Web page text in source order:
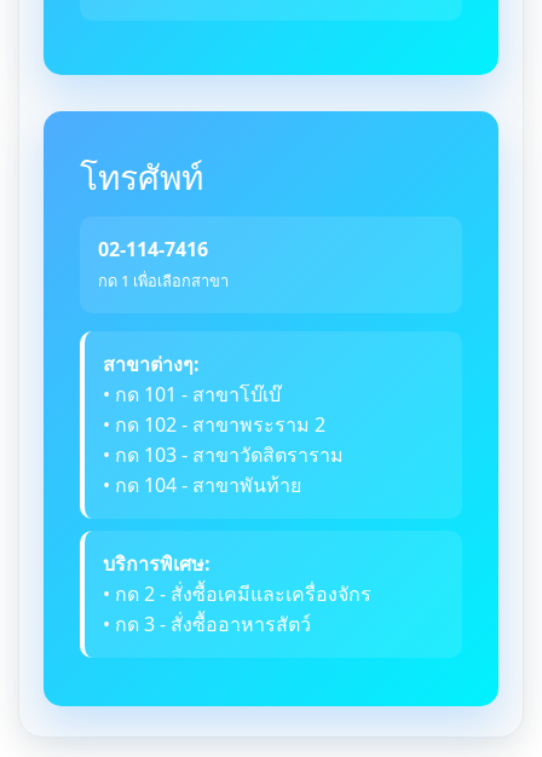
โทรศัพท์
02-114-7416
กด 1 เพื่อเลือกสาขา
สาขาต่างๆ:
• กด 101 - สาขาโบ๊เบ๊
• กด 102 - สาขาพระราม 2
• กด 103 - สาขาวัดสิตราราม
• กด 104 - สาขาพันท้าย
บริการพิเศษ:
• กด 2 - สั่งซื้อเคมีและเครื่องจักร
• กด 3 - สั่งซื้ออาหารสัตว์